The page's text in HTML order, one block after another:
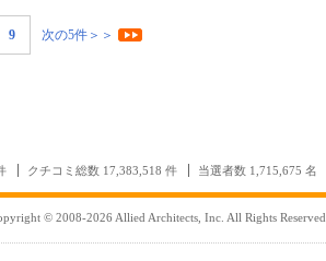
9 次の5件＞＞
クチコミ総数 17,383,518 件 当選者数 1,715,675 名
© 2008-2026 Allied Architects, Inc. All Rights Reserved.